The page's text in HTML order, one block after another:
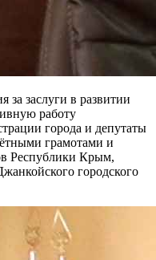
за заслуги в развитии
работу
города и депутаты
грамотами и
Республики Крым,
городского